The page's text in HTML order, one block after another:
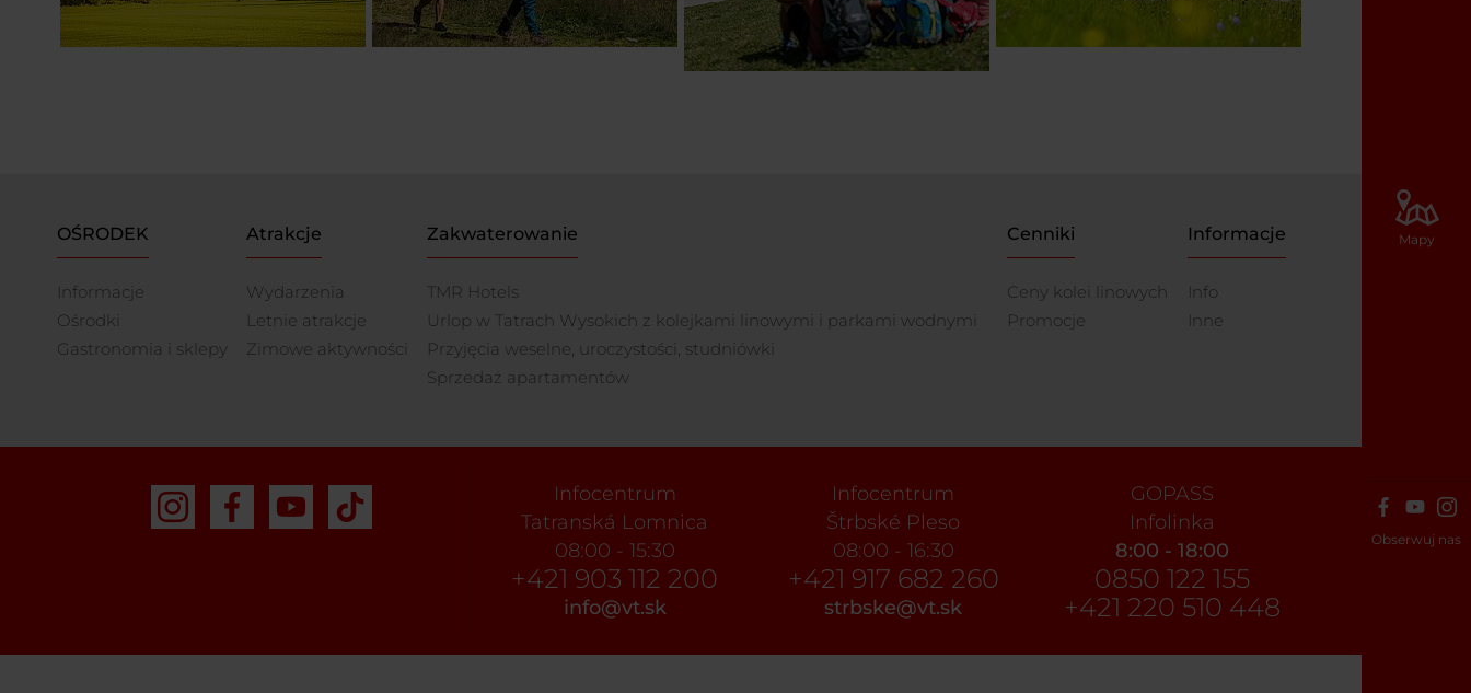
Mapy
Obserwuj nas
OŚRODEK
Informacje
Ośrodki
Gastronomia i sklepy
Atrakcje
Wydarzenia
Letnie atrakcje
Zimowe aktywności
Zakwaterowanie
TMR Hotels
Urlop w Tatrach Wysokich z kolejkami linowymi i parkami wodnymi
Przyjęcia weselne, uroczystości, studniówki
Sprzedaż apartamentów
Cenniki
Ceny kolei linowych
Promocje
Informacje
Info
Inne
Infocentrum
Tatranská Lomnica
08:00 - 15:30
+421 903 112 200
info@vt.sk
Infocentrum
Štrbské Pleso
08:00 - 16:30
+421 917 682 260
strbske@vt.sk
GOPASS
Infolinka
8:00 - 18:00
0850 122 155
+421 220 510 448